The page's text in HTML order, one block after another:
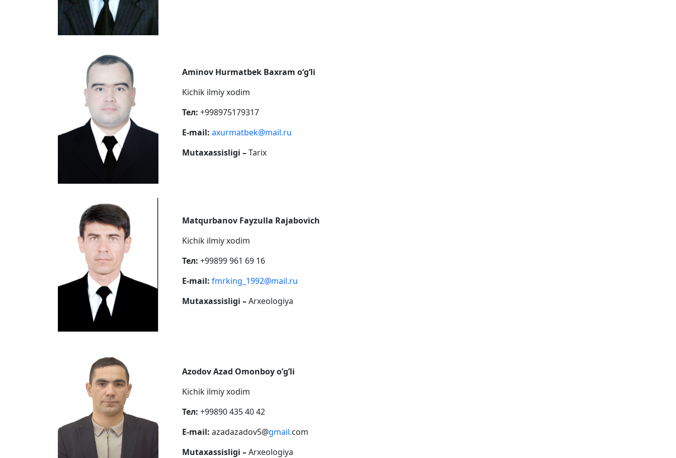
Aminov Hurmatbek Baxram oʻgʻli
Kichik ilmiy xodim
Тел: +998975179317
E-mail: axurmatbek@mail.ru
Mutaxassisligi –Tarix
Matqurbanov Fayzulla Rajabovich
Kichik ilmiy xodim
Тел: +99899 961 69 16
E-mail: fmrking_1992@mail.ru
Mutaxassisligi –Arxeologiya
Azodov Azad Omonboy o’g’li
Kichik ilmiy xodim
Тел: +99890 435 40 42
E-mail: azadazadov5@gmail.com
Mutaxassisligi –Arxeologiya